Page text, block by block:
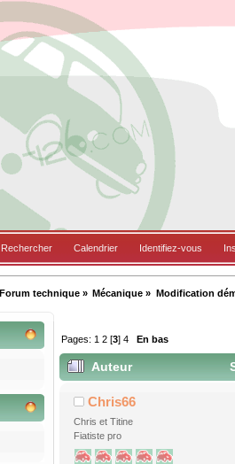
Rechercher Calendrier Identifiez-vous
Forum technique» Mécanique » Modification
Pages: 1 2 [3]4 En bas
Auteur
magnétique (Lu 16305
Chris66
Chris et Titine
Fiatiste pro